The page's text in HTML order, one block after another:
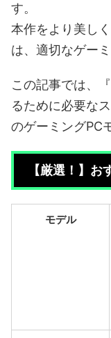
す。
本作をより美し
は、適切なゲー
この記事では、
るために必要な
のゲーミングPC
【厳選！】
モデル